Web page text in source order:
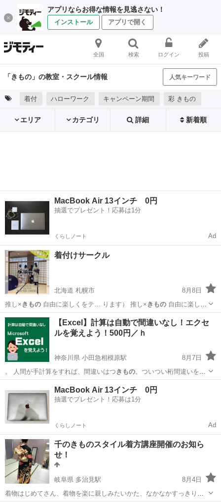
アプリならお得な情報を見逃さない！
インストール アプリで開く
全国 検索 ログイン 投稿
「きもの」の教室・スクール情報 人気キーワード
着付 ハローワーク キャンペーン期間 彩 きもの
エリア カテゴリ 詳細 新着順
MacBook Air 13インチ 0円
抽選でプレゼント！応募は1分
くらしノート Ad
着付けサークル
北海道 札幌市
8月8日
推し× きもの 自由に楽しくをテ… ります） 推し× きもの自由に楽しく
をテ…
北海道 札幌市 着付け ポップアップ
【Excel】計算は自動で間違いなし！エクセ
ルを覚えよう！500円／ｈ
神奈川県 小田急相模原駅
8月7日
。 人間が手計算をすれば、間違いはつ きもの。ついつい桁間違いをし
てしまえば、大ご…
小田急相模原駅 エクセル
MacBook Air 13インチ 0円
抽選でプレゼント！応募は1分
くらしノート Ad
千のきものスタイル着方講座開催のお知ら
せ！
岐阜県 多治見駅
8月4日
着物はじめてさん、着物を楽に親しみたいかた、なかなかすっきり着